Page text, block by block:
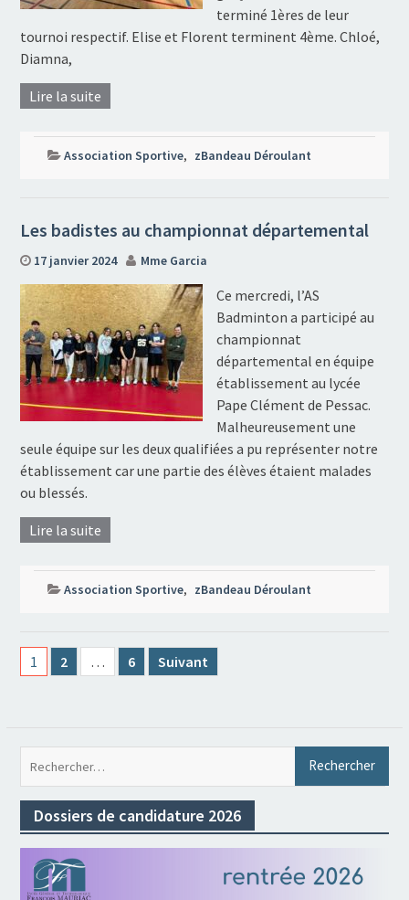
terminé 1ères de leur
tournoi respectif. Elise et Florent terminent 4ème. Chloé,
Diamna,
Lire la suite
Association Sportive, zBandeau Déroulant
Les badistes au championnat départemental
17 janvier 2024 Mme Garcia
Ce mercredi, l’AS
Badminton a participé au
championnat
départemental en équipe
établissement au lycée
Pape Clément de Pessac.
Malheureusement une
seule équipe sur les deux qualifiées a pu représenter notre
établissement car une partie des élèves étaient malades
ou blessés.
Lire la suite
Association Sportive, zBandeau Déroulant
Pagination
des
1 2 … 6 Suivant
Dossiers de candidature 2026